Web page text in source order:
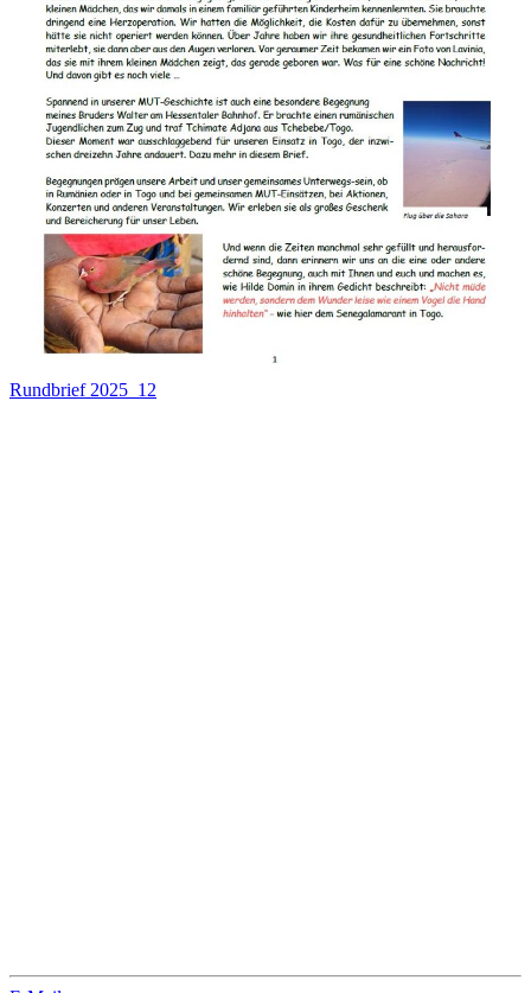
Rundbrief 2025_12